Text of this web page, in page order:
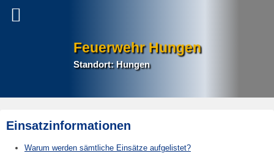
Feuerwehr Hungen
Standort: Hungen
Einsatzinformationen
Warum werden sämtliche Einsätze aufgelistet?